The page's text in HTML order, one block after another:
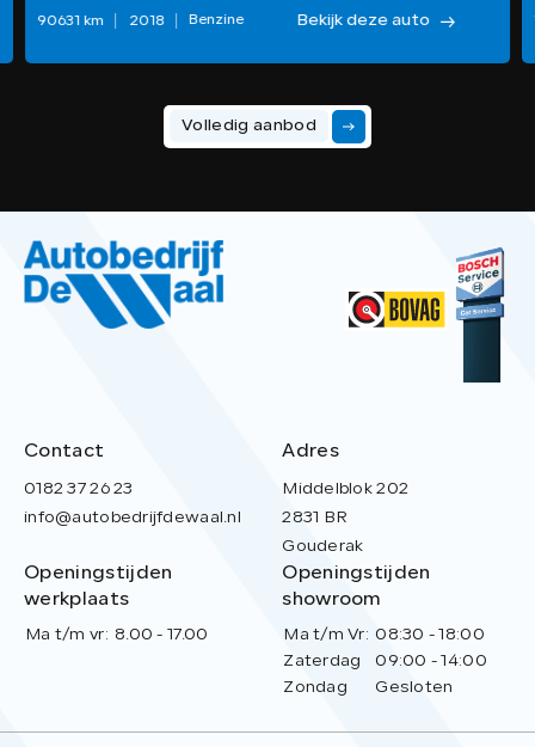
90631 km 2018 Benzine Bekijk deze auto
Volledig aanbod
Contact
0182 37 26 23
info@autobedrijfdewaal.nl
Adres
Middelblok 202
2831 BR
Gouderak
Openingstijden
werkplaats
Ma t/m vr: 8.00 - 17.00
Openingstijden
showroom
Ma t/m Vr: 08:30 - 18:00
Zaterdag
09:00 - 14:00
Zondag
Gesloten